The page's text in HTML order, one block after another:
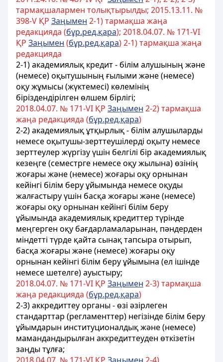
тармақшалармен толықтырылды; 2015.13.11. №
398-V ҚР Заңымен 2-1) тармақша жаңа
редакцияда (бұр.ред.қара); 2018.04.07. № 171-VІ
ҚР Заңымен (бұр.ред.қара) 2-1) тармақша жаңа
редакцияда
2-1) академиялық кредит - білім алушының және
(немесе) оқытушының ғылыми және (немесе)
оқу жұмысы (жүктемесі) көлемінің
біріздендірілген өлшем бірлігі;
2018.04.07. № 171-VІ ҚР Заңымен 2-2) тармақша
жаңа редакцияда (бұр.ред.қара)
2-2) академиялық ұтқырлық - білім алушыларды
немесе оқытушы-зерттеушілерді оқыту немесе
зерттеулер жүргізу үшін белгілі бір академиялық
кезеңге (семестрге немесе оқу жылына) өзінің
жоғары және (немесе) жоғары оқу орнынан
кейінгі білім беру ұйымында немесе оқуды
жалғастыру үшін басқа жоғары және (немесе)
жоғары оқу орнынан кейінгі білім беру
ұйымында академиялық кредиттер түрінде
меңгерген оқу бағдарламаларынан, пәндерден
міндетті түрде қайта сынақ тапсыра отырып,
басқа жоғары және (немесе) жоғары оқу
орнынан кейінгі білім беру ұйымына (ел ішінде
немесе шетелге) ауыстыру;
2018.04.07. № 171-VІ ҚР Заңымен 2-3) тармақша
жаңа редакцияда (бұр.ред.қара)
2-3) аккредиттеу органы - өзі әзірлеген
стандарттар (регламенттер) негізінде білім беру
ұйымдарын институционалдық және (немесе)
мамандандырылған аккредиттеуден өткізетін
заңды тұлға;